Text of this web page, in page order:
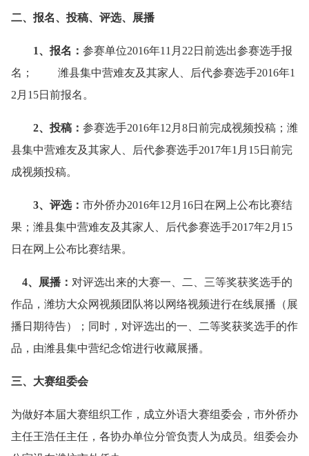
二、报名、投稿、评选、展播
1、报名： 参赛单位2016年11月22日前选出参赛选手报
名； 潍县集中营难友及其家人、后代参赛选手2016年1
2月15日前报名。
2、投稿： 参赛选手2016年12月8日前完成视频投稿；潍
县集中营难友及其家人、后代参赛选手2017年1月15日前完
成视频投稿。
3、评选： 市外侨办2016年12月16日在网上公布比赛结
果；潍县集中营难友及其家人、后代参赛选手2017年2月15
日在网上公布比赛结果。
4、展播： 对评选出来的大赛一、二、三等奖获奖选手的
作品，潍坊大众网视频团队将以网络视频进行在线展播（展
播日期待告）；同时，对评选出的一、二等奖获奖选手的作
品，由潍县集中营纪念馆进行收藏展播。
三、大赛组委会
为做好本届大赛组织工作，成立外语大赛组委会，市外侨办
主任王浩任主任，各协办单位分管负责人为成员。组委会办